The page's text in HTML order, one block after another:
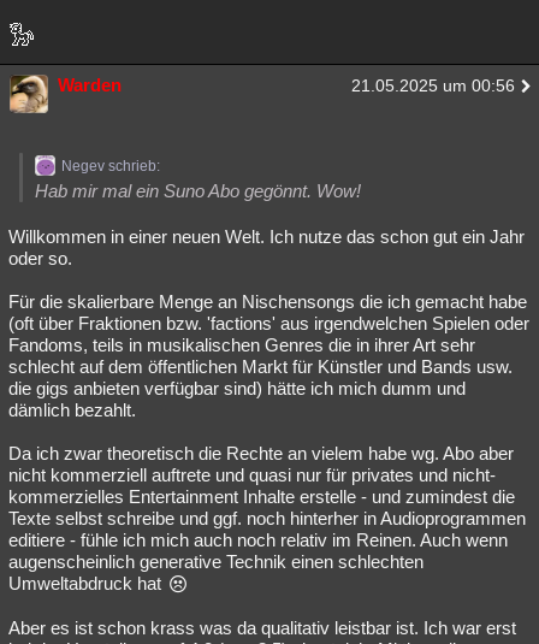
Warden 21.05.2025 um 00:56
Negev schrieb:
Hab mir mal ein Suno Abo gegönnt. Wow!
Willkommen in einer neuen Welt. Ich nutze das schon gut ein Jahr
oder so.
Für die skalierbare Menge an Nischensongs die ich gemacht habe
(oft über Fraktionen bzw. 'factions' aus irgendwelchen Spielen oder
Fandoms, teils in musikalischen Genres die in ihrer Art sehr
schlecht auf dem öffentlichen Markt für Künstler und Bands usw.
die gigs anbieten verfügbar sind) hätte ich mich dumm und
dämlich bezahlt.
Da ich zwar theoretisch die Rechte an vielem habe wg. Abo aber
nicht kommerziell auftrete und quasi nur für privates und nicht-
kommerzielles Entertainment Inhalte erstelle - und zumindest die
Texte selbst schreibe und ggf. noch hinterher in Audioprogrammen
editiere - fühle ich mich auch noch relativ im Reinen. Auch wenn
augenscheinlich generative Technik einen schlechten
Umweltabdruck hat
Aber es ist schon krass was da qualitativ leistbar ist. Ich war erst